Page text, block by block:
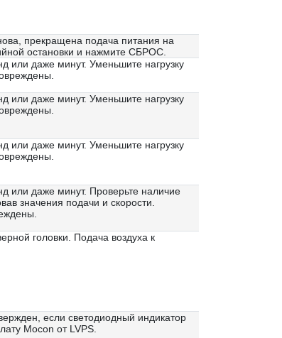
прекращена подача питания на
остановки и нажмите СБРОС.
или даже минут. Уменьшите нагрузку
или даже минут. Уменьшите нагрузку
или даже минут. Уменьшите нагрузку
или даже минут. Проверьте наличие
значения подачи и скорости.
головки. Подача воздуха к
если светодиодный индикатор
Mocon от LVPS.